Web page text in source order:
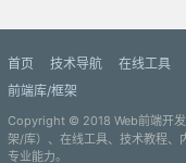
首页 技术导航 在线工具
前端库/框架